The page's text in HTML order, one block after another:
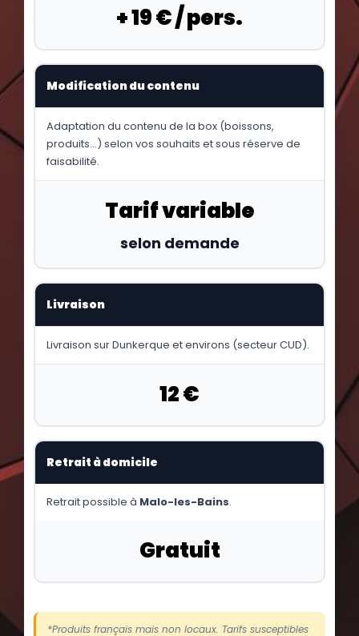
+ 19 € / pers.
Modification du contenu
Adaptation du contenu de la box (boissons,
produits…) selon vos souhaits et sous réserve de
faisabilité.
Tarif variable
selon demande
Livraison
Livraison sur Dunkerque et environs (secteur CUD).
12 €
Retrait à domicile
Retrait possible à Malo-les-Bains.
Gratuit
*Produits français mais non locaux. Tarifs susceptibles